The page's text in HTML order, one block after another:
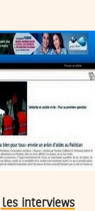
les interviews